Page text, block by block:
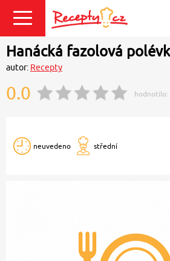
Přihlásit se
Hanácká fazolová
autor: Recepty
0.0 hodnotilo:
neuvedeno střední